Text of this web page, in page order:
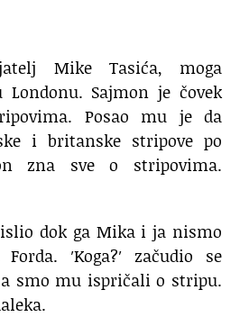
Mike Tasića, moga
Sajmon je čovek
Posao mu je da
i britanske stripove po
zna sve o stripovima.
dok ga Mika i ja nismo
′Koga?′ začudio se
smo mu ispričali o stripu.